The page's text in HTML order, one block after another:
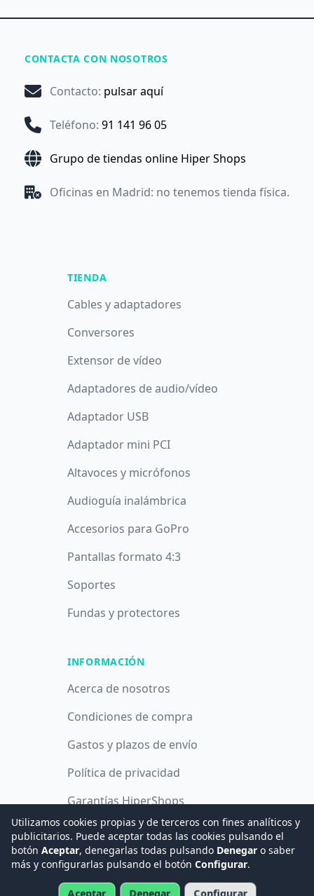
CONTACTA CON NOSOTROS
Contacto: pulsar aquí
Teléfono: 91 141 96 05
Grupo de tiendas online Hiper Shops
Oficinas en Madrid: no tenemos tienda física.
TIENDA
Cables y adaptadores
Conversores
Extensor de vídeo
Adaptadores de audio/vídeo
Adaptador USB
Adaptador mini PCI
Altavoces y micrófonos
Audioguía inalámbrica
Accesorios para GoPro
Pantallas formato 4:3
Soportes
Fundas y protectores
INFORMACIÓN
Acerca de nosotros
Condiciones de compra
Gastos y plazos de envío
Política de privacidad
Garantías HiperShops
Política de cookies
© 2008 -2026Hogar Digital e Inmótica Ingenieros, S.L.
Utilizamos cookies propias y de terceros con fines analíticos y
publicitarios. Puede aceptar todas las cookies pulsando el
botón Aceptar, denegarlas todas pulsando Denegar o saber
más y configurarlas pulsando el botón Configurar.